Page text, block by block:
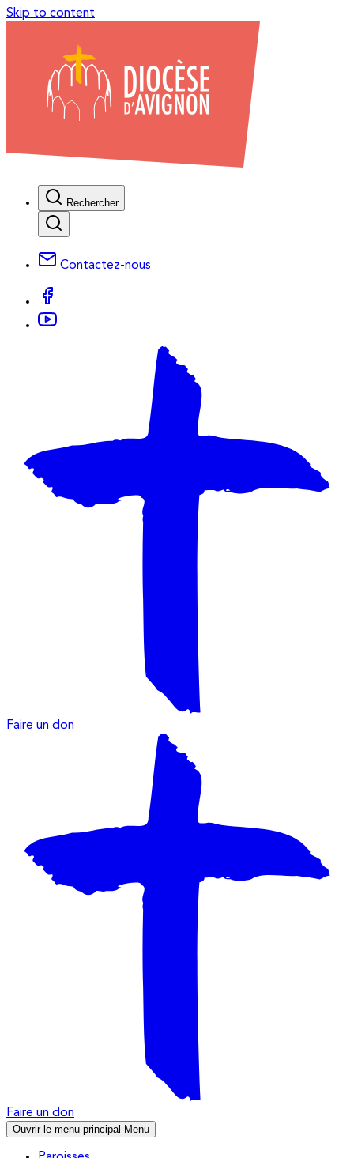
Skip to content
Rechercher
Contactez-nous
Faire un don
Faire un don
Ouvrir le menu principal Menu